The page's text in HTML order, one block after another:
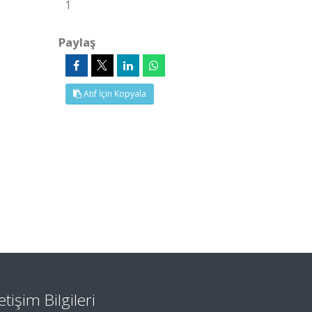
1
Paylaş
Atıf İçin Kopyala
Bilgileri